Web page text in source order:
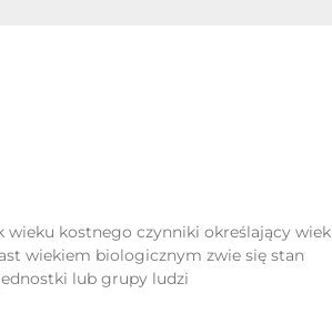
kostnego czynniki określający wiek
wiekiem biologicznym zwie się stan
lub grupy ludzi